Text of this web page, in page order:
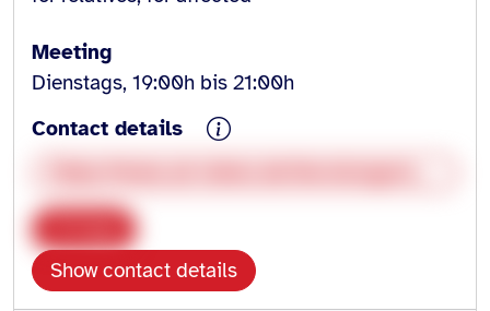
Meeting
Dienstags, 19:00h bis 21:00h
Contact details
Show contact details